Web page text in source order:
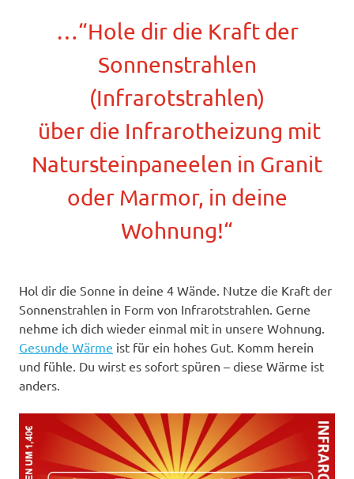
…“Hole dir die Kraft der
Sonnenstrahlen
(Infrarotstrahlen)
über die Infrarotheizung mit
Natursteinpaneelen in Granit
oder Marmor, in deine
Wohnung!“
Hol dir die Sonne in deine 4 Wände. Nutze die Kraft der
Sonnenstrahlen in Form von Infrarotstrahlen. Gerne
nehme ich dich wieder einmal mit in unsere Wohnung.
Gesunde Wärme ist für ein hohes Gut. Komm herein
und fühle. Du wirst es sofort spüren – diese Wärme ist
anders.